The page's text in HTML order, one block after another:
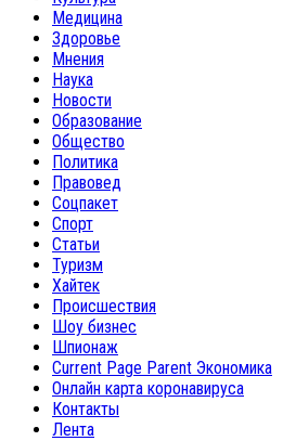
Медицина
Здоровье
Мнения
Наука
Новости
Образование
Общество
Политика
Правовед
Соцпакет
Спорт
Статьи
Туризм
Хайтек
Происшествия
Шоу бизнес
Шпионаж
Current Page Parent Экономика
Онлайн карта коронавируса
Контакты
Лента